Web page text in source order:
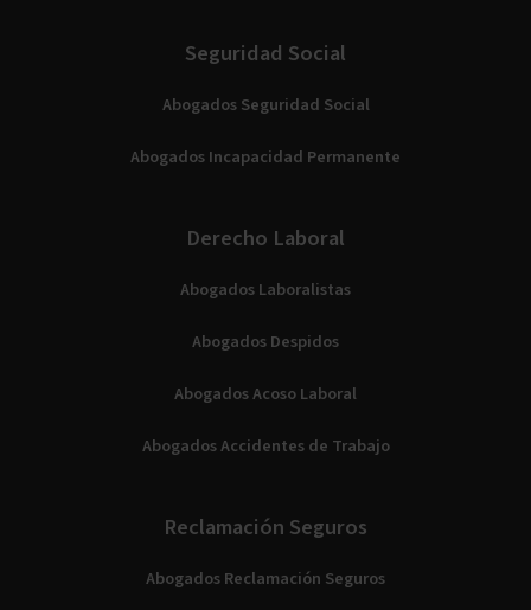
Seguridad Social
Abogados Seguridad Social
Abogados Incapacidad Permanente
Derecho Laboral
Abogados Laboralistas
Abogados Despidos
Abogados Acoso Laboral
Abogados Accidentes de Trabajo
Reclamación Seguros
Abogados Reclamación Seguros